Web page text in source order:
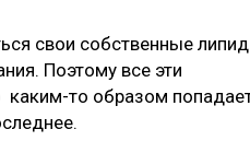
свои собственные
Поэтому все эти
каким-то образом